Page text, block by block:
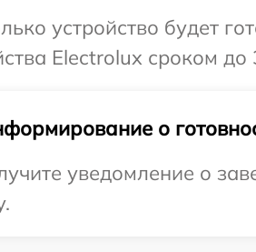
устройство будет
Electrolux сроком до
о
уведомление о